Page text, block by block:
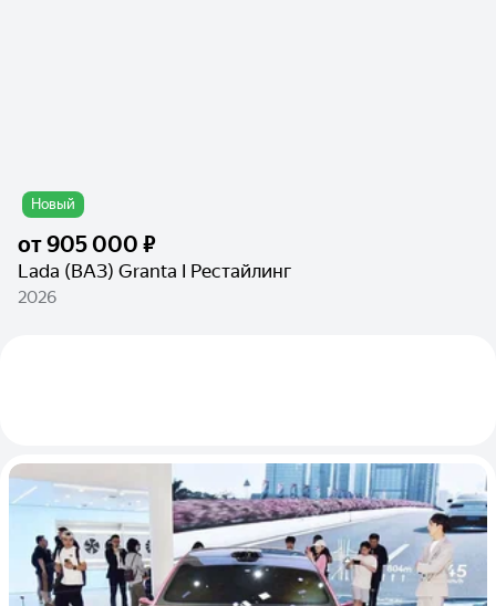
Новый
от905 000 ₽
Lada (ВАЗ) Granta I Рестайлинг
2026